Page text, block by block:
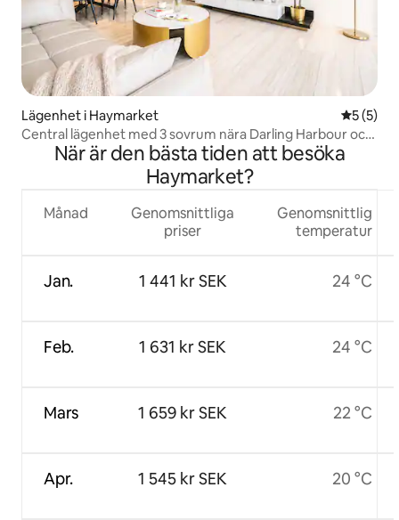
Lägenhet i Haymarket 5 av 5 i
5 (5)
Central lägenhet med 3 sovrum nära Darling Harbour och
Chinatown
När är den bästa tiden att besöka
Haymarket?
Månad
Jan.
Feb.
Mars
Apr.
Genomsnittliga
priser
1 441 kr SEK
1 631 kr SEK
1 659 kr SEK
1 545 kr SEK
Genomsnittlig
temperatur
24 °C
24 °C
22 °C
20 °C